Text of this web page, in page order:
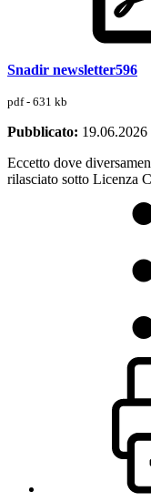
Snadir newsletter596
pdf - 631 kb
Pubblicato: 19.06.2026
Eccetto dove
rilasciato sotto Licenza